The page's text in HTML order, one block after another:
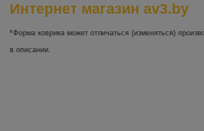
Интернет магазин av3.by
*Форма коврика может отличаться (изменяться)
в описании.